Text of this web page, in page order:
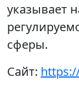
указывает
сферы.
Сайт: